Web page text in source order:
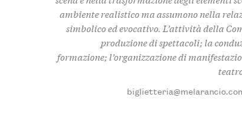
ambiente realistico ma assumono nella
simbolico ed evocativo. L’attività della
produzione di spettacoli; la
formazione; l’organizzazione di